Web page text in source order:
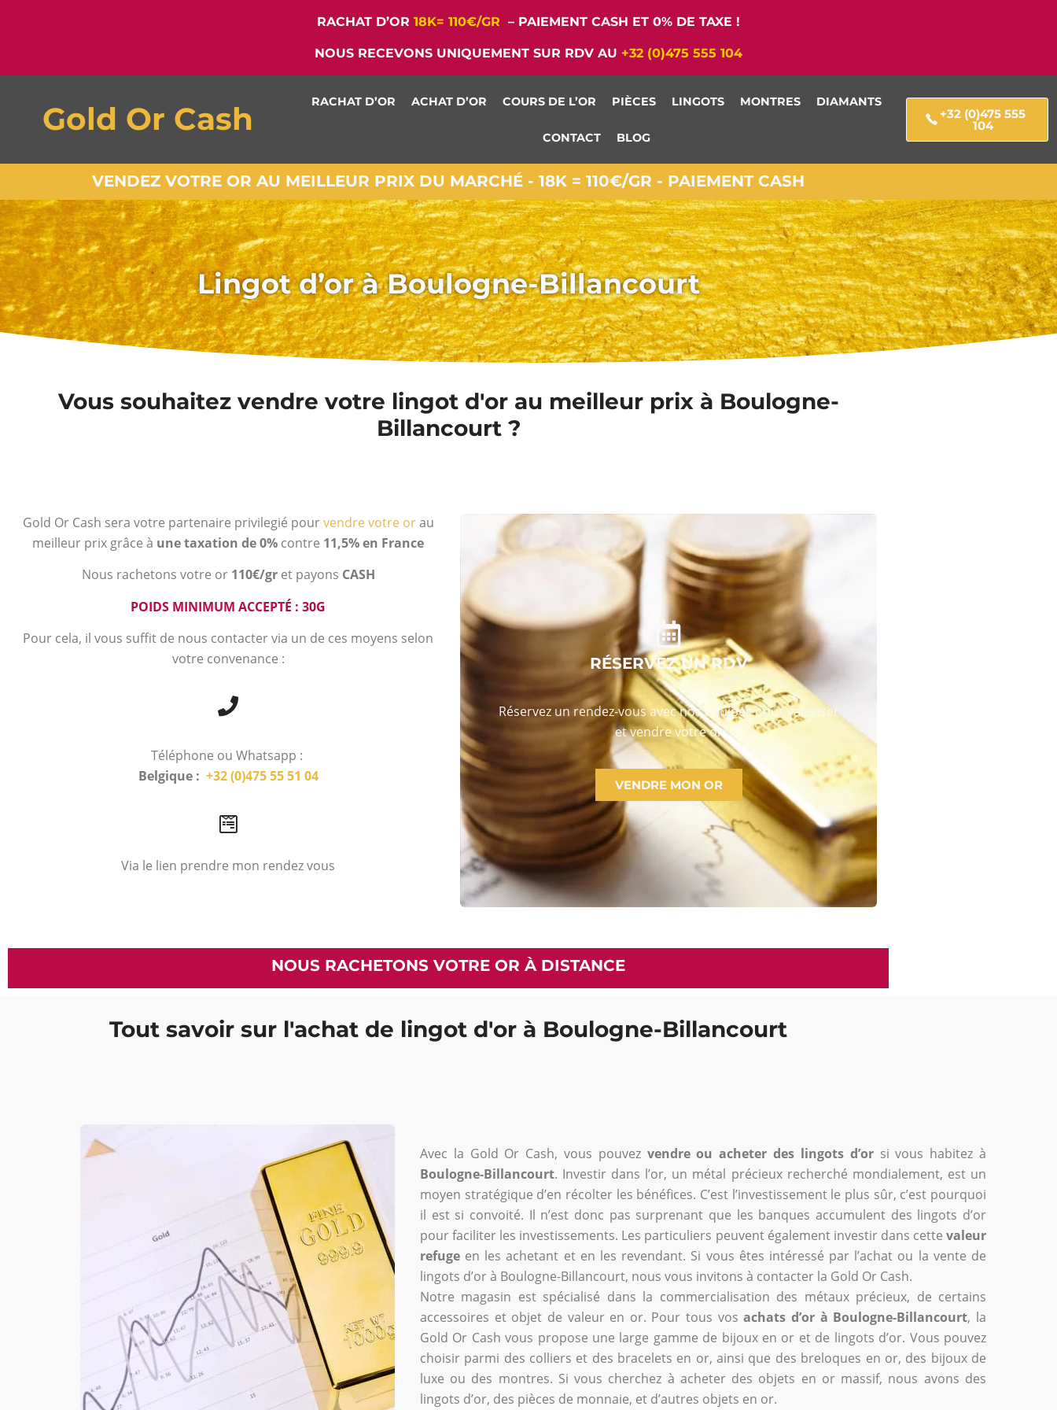
RACHAT D’OR 18K= 110€/GR – PAIEMENT CASH ET 0% DE TAXE !
NOUS RECEVONS UNIQUEMENT SUR RDV AU +32 (0)475 555 104
Gold Or Cash RACHAT D’OR ACHAT D’OR COURS DE L’OR PIÈCES LINGOTS MONTRES DIAMANTS
CONTACT BLOG
+32 (0)475 555
104
VENDEZ VOTRE OR AU MEILLEUR PRIX DU MARCHÉ - 18K = 110€/GR - PAIEMENT CASH
Lingot d’or à Boulogne-Billancourt
Vous souhaitez vendre votre lingot d'or au meilleur prix à Boulogne-
Billancourt ?
Gold Or Cash sera votre partenaire privilegié pourvendre votre orau
meilleur prix grâce à une taxation de 0% contre 11,5% en France
Nous rachetons votre or 110€/gr et payons CASH
POIDS MINIMUM ACCEPTÉ : 30G
Pour cela, il vous suffit de nous contacter via un de ces moyens selon
votre convenance :
Téléphone ou Whatsapp :
Belgique : +32 (0)475 55 51 04
Via le lien prendre mon rendez vous
RÉSERVEZ UN RDV
Réservez un rendez-vous avec nos équipes pour valoriser
et vendre votre or
VENDRE MON OR
NOUS RACHETONS VOTRE OR À DISTANCE
Tout savoir sur l'achat de lingot d'or à Boulogne-Billancourt
Avec la Gold Or Cash, vous pouvez vendre ou acheter des lingots d’orsi vous habitez à
Boulogne-Billancourt. Investir dans l’or, un métal précieux recherché mondialement, est un
moyen stratégique d’en récolter les bénéfices. C’est l’investissement le plus sûr, c’est pourquoi
il est si convoité. Il n’est donc pas surprenant que les banques accumulent des lingots d’or
pour faciliter les investissements. Les particuliers peuvent également investir dans cette valeur
refugeen les achetant et en les revendant. Si vous êtes intéressé par l’achat ou la vente de
lingots d’or à Boulogne-Billancourt, nous vous invitons à contacter la Gold Or Cash.
Notre magasin est spécialisé dans la commercialisation des métaux précieux, de certains
accessoires et objet de valeur en or. Pour tous vosachats d’or à Boulogne-Billancourt, la
Gold Or Cash vous propose une large gamme de bijoux en or et de lingots d’or. Vous pouvez
choisir parmi des colliers et des bracelets en or, ainsi que des breloques en or, des bijoux de
luxe ou des montres. Si vous cherchez à acheter des objets en or massif, nous avons des
lingots d’or, des pièces de monnaie, et d’autres objets en or.